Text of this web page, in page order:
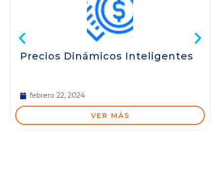
Precios Dinámicos Inteligentes
febrero 22, 2024
VER MÁS